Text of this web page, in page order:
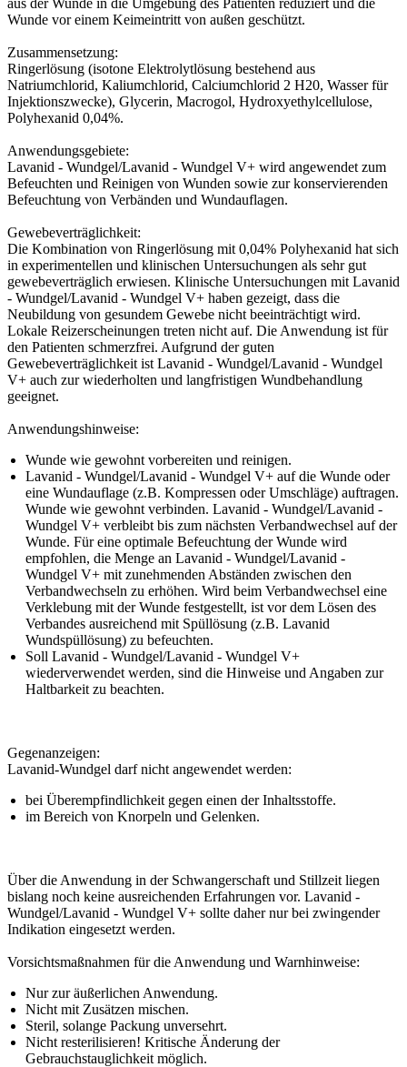
aus der Wunde in die Umgebung des Patienten reduziert und die
Wunde vor einem Keimeintritt von außen geschützt.
Zusammensetzung:
Ringerlösung (isotone Elektrolytlösung bestehend aus
Natriumchlorid, Kaliumchlorid, Calciumchlorid 2 H20, Wasser für
Injektionszwecke), Glycerin, Macrogol, Hydroxyethylcellulose,
Polyhexanid 0,04%.
Anwendungsgebiete:
Lavanid - Wundgel/Lavanid - Wundgel V+ wird angewendet zum
Befeuchten und Reinigen von Wunden sowie zur konservierenden
Befeuchtung von Verbänden und Wundauflagen.
Gewebeverträglichkeit:
Die Kombination von Ringerlösung mit 0,04% Polyhexanid hat sich
in experimentellen und klinischen Untersuchungen als sehr gut
gewebeverträglich erwiesen. Klinische Untersuchungen mit Lavanid
- Wundgel/Lavanid - Wundgel V+ haben gezeigt, dass die
Neubildung von gesundem Gewebe nicht beeinträchtigt wird.
Lokale Reizerscheinungen treten nicht auf. Die Anwendung ist für
den Patienten schmerzfrei. Aufgrund der guten
Gewebeverträglichkeit ist Lavanid - Wundgel/Lavanid - Wundgel
V+ auch zur wiederholten und langfristigen Wundbehandlung
geeignet.
Anwendungshinweise:
Wunde wie gewohnt vorbereiten und reinigen.
Lavanid - Wundgel/Lavanid - Wundgel V+ auf die Wunde oder
eine Wundauflage (z.B. Kompressen oder Umschläge) auftragen.
Wunde wie gewohnt verbinden. Lavanid - Wundgel/Lavanid -
Wundgel V+ verbleibt bis zum nächsten Verbandwechsel auf der
Wunde. Für eine optimale Befeuchtung der Wunde wird
empfohlen, die Menge an Lavanid - Wundgel/Lavanid -
Wundgel V+ mit zunehmenden Abständen zwischen den
Verbandwechseln zu erhöhen. Wird beim Verbandwechsel eine
Verklebung mit der Wunde festgestellt, ist vor dem Lösen des
Verbandes ausreichend mit Spüllösung (z.B. Lavanid
Wundspüllösung) zu befeuchten.
Soll Lavanid - Wundgel/Lavanid - Wundgel V+
wiederverwendet werden, sind die Hinweise und Angaben zur
Haltbarkeit zu beachten.
Gegenanzeigen:
Lavanid-Wundgel darf nicht angewendet werden:
bei Überempfindlichkeit gegen einen der Inhaltsstoffe.
im Bereich von Knorpeln und Gelenken.
Über die Anwendung in der Schwangerschaft und Stillzeit liegen
bislang noch keine ausreichenden Erfahrungen vor. Lavanid -
Wundgel/Lavanid - Wundgel V+ sollte daher nur bei zwingender
Indikation eingesetzt werden.
Vorsichtsmaßnahmen für die Anwendung und Warnhinweise:
Nur zur äußerlichen Anwendung.
Nicht mit Zusätzen mischen.
Steril, solange Packung unversehrt.
Nicht resterilisieren! Kritische Änderung der
Gebrauchstauglichkeit möglich.